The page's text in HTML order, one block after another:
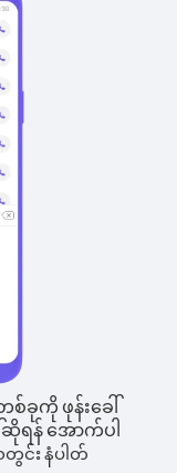
ခုကို ဖုန်းခေါ်
ဆိုရန် အောက်ပါ
င်း နံပါတ်